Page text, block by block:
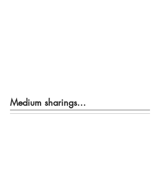
Medium sharings...